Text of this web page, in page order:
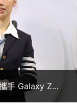
Thom Browne
Snapdragon 8
雙卡雙待、
Type-C 規格
1812 pixels
手 Galaxy Z